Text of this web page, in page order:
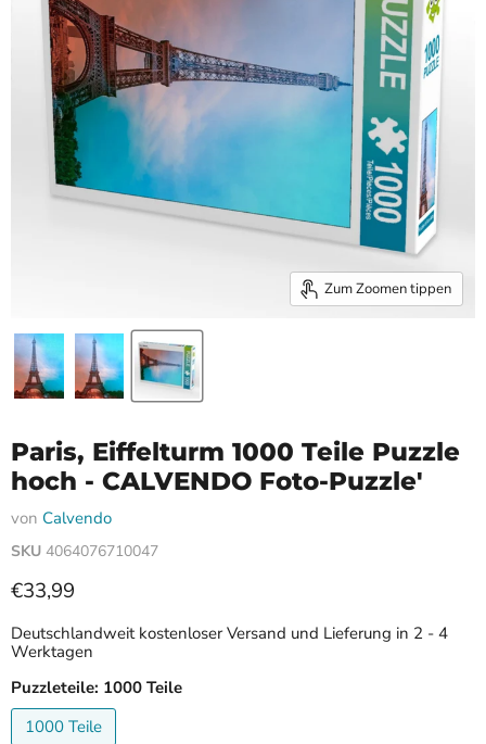
Zum Zoomen tippen
Paris, Eiffelturm 1000 Teile Puzzle
hoch - CALVENDO Foto-Puzzle'
von Calvendo
SKU 4064076710047
Aktueller Preis
€33,99
Deutschlandweit kostenloser Versand und Lieferung in 2 - 4
Werktagen
Puzzleteile: 1000 Teile
1000 Teile